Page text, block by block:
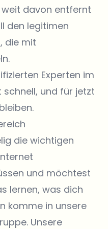
weit davon entfernt
den legitimen
die mit
Experten im
und für jetzt
die wichtigen
und möchtest
lernen, was dich
komme in unsere
Unsere